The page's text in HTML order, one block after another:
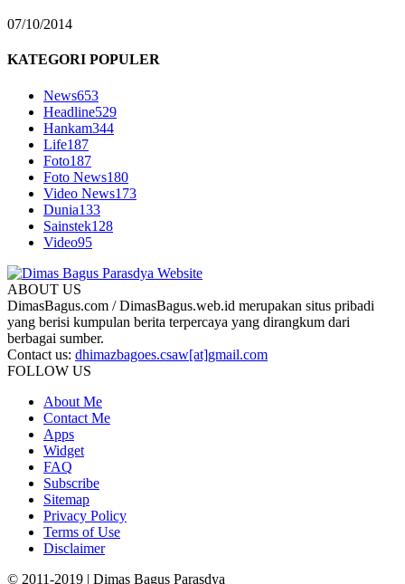
07/10/2014
KATEGORI POPULER
News653
Headline529
Hankam344
Life187
Foto187
Foto News180
Video News173
Dunia133
Sainstek128
Video95
ABOUT US
DimasBagus.com / DimasBagus.web.id merupakan situs pribadi
yang berisi kumpulan berita terpercaya yang dirangkum dari
berbagai sumber.
Contact us: dhimazbagoes.csaw[at]gmail.com
FOLLOW US
About Me
Contact Me
Apps
Widget
FAQ
Subscribe
Sitemap
Privacy Policy
Terms of Use
Disclaimer
© 2011-2019 | Dimas Bagus Parasdya